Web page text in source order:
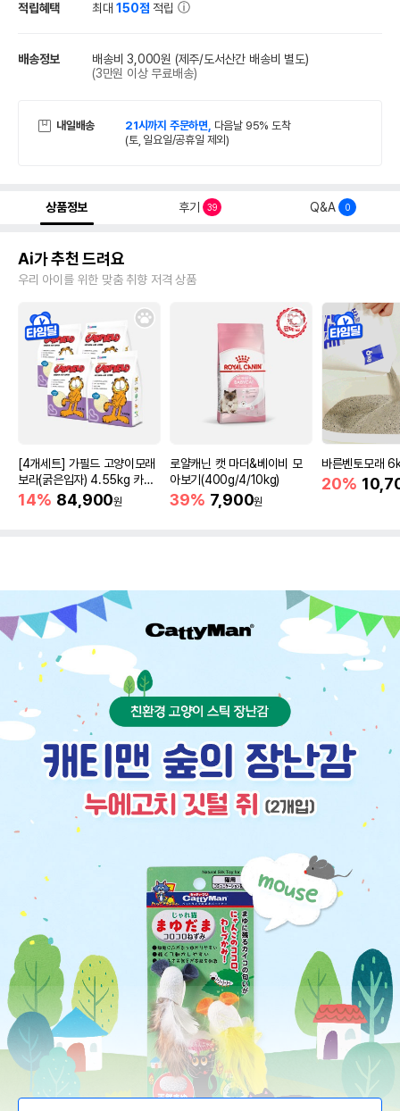
적립혜택 최대150점 적립
배송정보 배송비 3,000원 (제주/도서산간 배송비 별도)
(3만원 이상 무료배송)
내일배송 21시까지 주문하면, 다음날 95% 도착
(토, 일요일/공휴일 제외)
상품정보 후기 39 Q&A 0
Ai가 추천 드려요
우리 아이를 위한 맞춤 취향 저격 상품
[4개세트] 가필드 고양이모래
보라(굵은입자) 4.55kg 카사
바모래
14% 84,900원
로얄캐닌 캣 마더&베이비 모
아보기(400g/4/10kg)
39% 7,900원
바른벤토모래
20%